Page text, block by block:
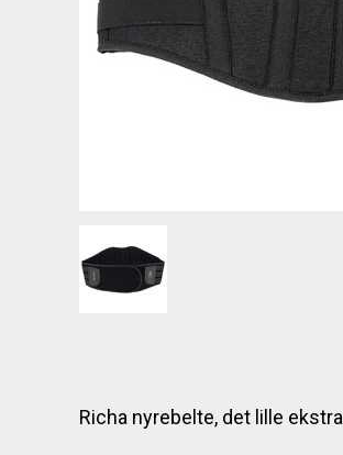
Richa nyrebelte, det lille ekstra